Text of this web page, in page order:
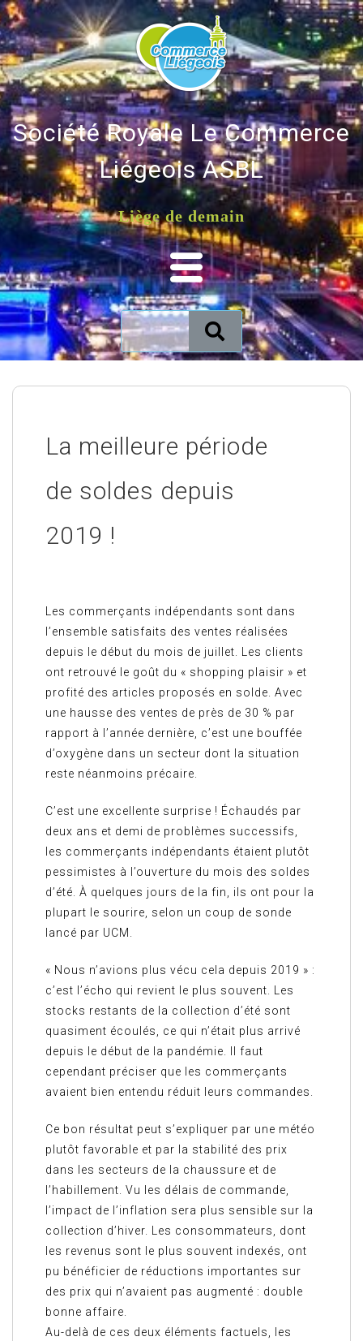
Société Royale Le Commerce
Liégeois ASBL
Liège de demain
La meilleure période
de soldes depuis
2019 !
Les commerçants indépendants sont dans
l’ensemble satisfaits des ventes réalisées
depuis le début du mois de juillet. Les clients
ont retrouvé le goût du « shopping plaisir » et
profité des articles proposés en solde. Avec
une hausse des ventes de près de 30 % par
rapport à l’année dernière, c’est une bouffée
d’oxygène dans un secteur dont la situation
reste néanmoins précaire.
C’est une excellente surprise ! Échaudés par
deux ans et demi de problèmes successifs,
les commerçants indépendants étaient plutôt
pessimistes à l’ouverture du mois des soldes
d’été. À quelques jours de la fin, ils ont pour la
plupart le sourire, selon un coup de sonde
lancé par UCM.
« Nous n’avions plus vécu cela depuis 2019 » :
c’est l’écho qui revient le plus souvent. Les
stocks restants de la collection d’été sont
quasiment écoulés, ce qui n’était plus arrivé
depuis le début de la pandémie. Il faut
cependant préciser que les commerçants
avaient bien entendu réduit leurs commandes.
Ce bon résultat peut s’expliquer par une météo
plutôt favorable et par la stabilité des prix
dans les secteurs de la chaussure et de
l’habillement. Vu les délais de commande,
l’impact de l’inflation sera plus sensible sur la
collection d’hiver. Les consommateurs, dont
les revenus sont le plus souvent indexés, ont
pu bénéficier de réductions importantes sur
des prix qui n’avaient pas augmenté : double
bonne affaire.
Au-delà de ces deux éléments factuels, les